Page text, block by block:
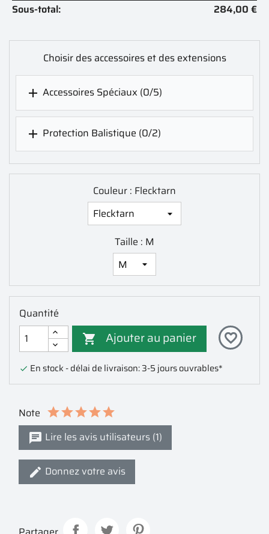
Sous-total:
284,00 €
Choisir des accessoires et des extensions
 Accessoires Spéciaux (0/5)
 Protection Balistique (0/2)
Couleur : Flecktarn
Taille : M
Quantité
 Ajouter au panier favorite_border
 En stock - délai de livraison: 3-5 jours ouvrables*
Note
Lire les avis utilisateurs (1)
Donnez votre avis